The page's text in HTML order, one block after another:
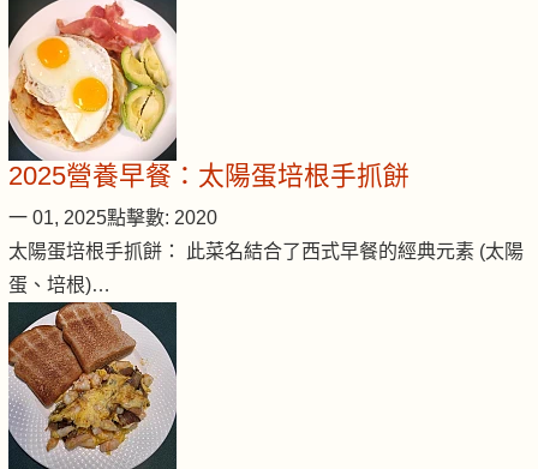
2025營養早餐：太陽蛋培根手抓餅
一 01, 2025點擊數: 2020
太陽蛋培根手抓餅： 此菜名結合了西式早餐的經典元素 (太陽
蛋、培根)…